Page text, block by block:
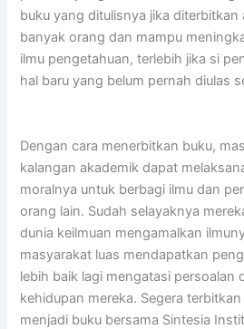
buku yang ditulisnya jika diterbitkan
banyak orang dan mampu
ilmu pengetahuan, terlebih jika si
hal baru yang belum pernah diulas
Dengan cara menerbitkan buku,
kalangan akademik dapat
moralnya untuk berbagi ilmu dan
orang lain. Sudah selayaknya
dunia keilmuan mengamalkan
masyarakat luas mendapatkan
lebih baik lagi mengatasi persoalan
kehidupan mereka. Segera
menjadi buku bersama Sintesia